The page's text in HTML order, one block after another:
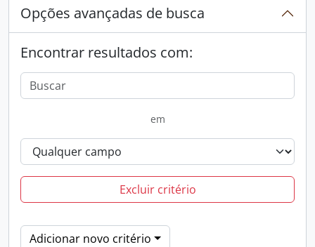
Opções avançadas de busca
Encontrar resultados com:
em
Excluir critério
Adicionar novo critério